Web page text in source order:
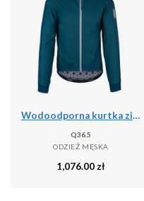
Wodoodporna kurtka zimowa Q36.5 Adventure
Q36.5
ODZIEŻ MĘSKA
1,076.00 zł